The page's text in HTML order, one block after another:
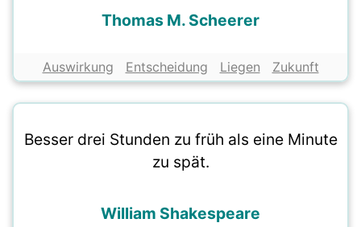
Thomas M. Scheerer
Auswirkung Entscheidung Liegen Zukunft
Besser drei Stunden zu früh als eine Minute
zu spät.
William Shakespeare